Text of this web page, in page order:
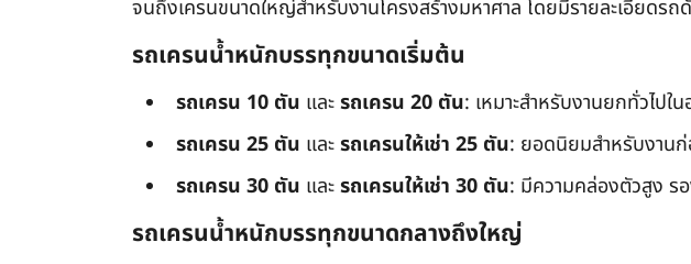
จนถึงเครนขนาดใหญ่สำหรับงานโครงสร้างมหาศาล โดยมีรายละเอียดรถ
รถเครนน้ำหนักบรรทุกขนาดเริ่มต้น
รถเครน 10 ตัน และรถเครน 20 ตัน: เหมาะสำหรับงานยกทั่วไปใ
รถเครน 25 ตัน และรถเครนให้เช่า 25 ตัน: ยอดนิยมสำหรับงาน
รถเครน 30 ตัน และรถเครนให้เช่า 30 ตัน: มีความคล่องตัวสูง ร
รถเครนน้ำหนักบรรทุกขนาดกลางถึงใหญ่